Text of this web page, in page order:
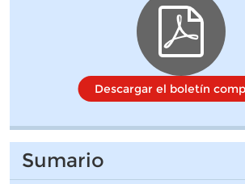
Descargar el boletín
Sumario